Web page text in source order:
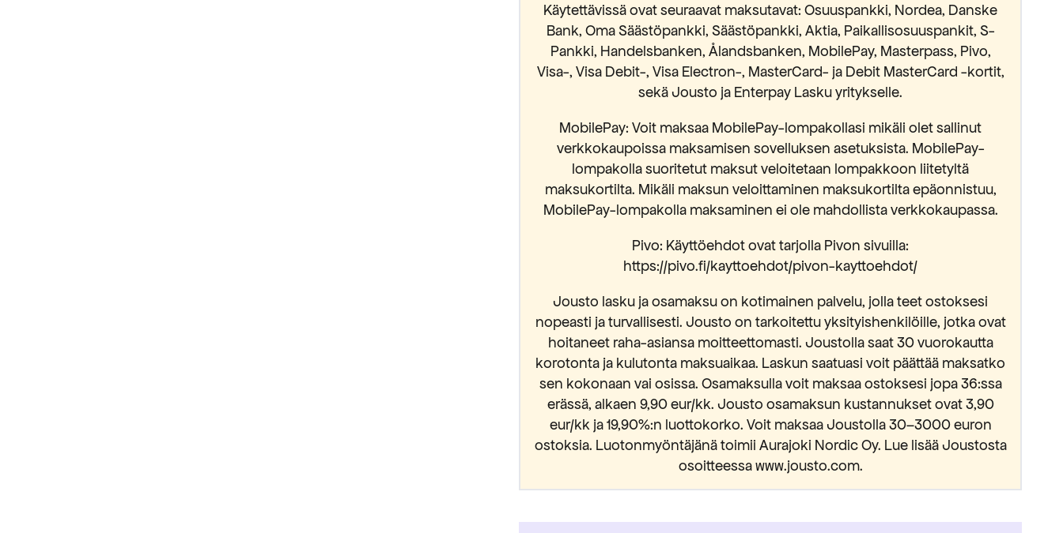
Käytettävissä ovat seuraavat maksutavat: Osuuspankki, Nordea, Danske
Bank, Oma Säästöpankki, Säästöpankki, Aktia, Paikallisosuuspankit, S-
Pankki, Handelsbanken, Ålandsbanken, MobilePay, Masterpass, Pivo,
Visa-, Visa Debit-, Visa Electron-, MasterCard- ja Debit MasterCard -kortit,
sekä Jousto ja Enterpay Lasku yritykselle.
MobilePay: Voit maksaa MobilePay-lompakollasi mikäli olet sallinut
verkkokaupoissa maksamisen sovelluksen asetuksista. MobilePay-
lompakolla suoritetut maksut veloitetaan lompakkoon liitetyltä
maksukortilta. Mikäli maksun veloittaminen maksukortilta epäonnistuu,
MobilePay-lompakolla maksaminen ei ole mahdollista verkkokaupassa.
Pivo: Käyttöehdot ovat tarjolla Pivon sivuilla:
https://pivo.fi/kayttoehdot/pivon-kayttoehdot/
Jousto lasku ja osamaksu on kotimainen palvelu, jolla teet ostoksesi
nopeasti ja turvallisesti. Jousto on tarkoitettu yksityishenkilöille, jotka ovat
hoitaneet raha-asiansa moitteettomasti. Joustolla saat 30 vuorokautta
korotonta ja kulutonta maksuaikaa. Laskun saatuasi voit päättää maksatko
sen kokonaan vai osissa. Osamaksulla voit maksaa ostoksesi jopa 36:ssa
erässä, alkaen 9,90 eur/kk. Jousto osamaksun kustannukset ovat 3,90
eur/kk ja 19,90%:n luottokorko. Voit maksaa Joustolla 30–3000 euron
ostoksia. Luotonmyöntäjänä toimii Aurajoki Nordic Oy. Lue lisää Joustosta
osoitteessa www.jousto.com.